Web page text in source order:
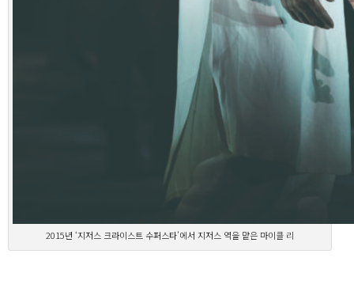
2015년 ‘지저스 크라이스트 수퍼스타’에서 지저스 역을 맡은 마이클 리